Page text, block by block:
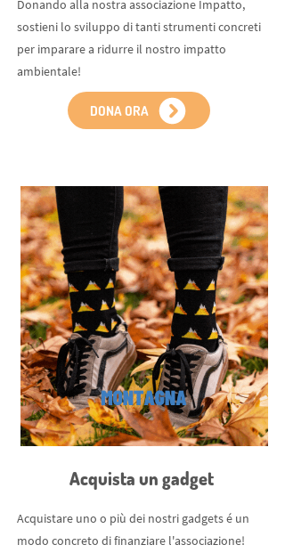
Donando alla nostra associazione Impatto,
sostieni lo sviluppo di tanti strumenti concreti
per imparare a ridurre il nostro impatto
ambientale!
DONA ORA
Acquista un gadget
Acquistare uno o più dei nostri gadgets é un
modo concreto di finanziare l'associazione!